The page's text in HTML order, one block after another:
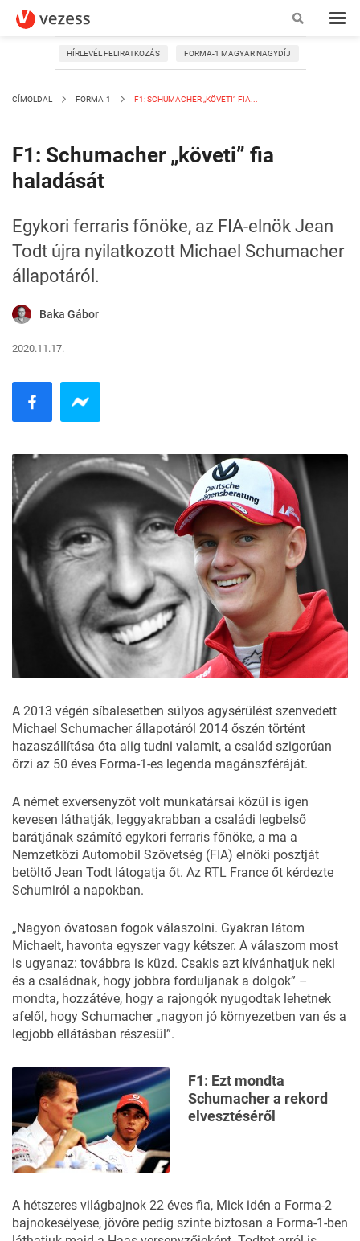
HÍRLEVÉL FELIRATKOZÁS FORMA-1 MAGYAR NAGYDÍJ
CÍMOLDAL FORMA-1 F1: SCHUMACHER „KÖVETI” FIA...
F1: Schumacher „követi” fia
haladását
Egykori ferraris főnöke, az FIA-elnök Jean
Todt újra nyilatkozott Michael Schumacher
állapotáról.
Baka Gábor
2020.11.17.
A 2013 végén síbalesetben súlyos agysérülést szenvedett
Michael Schumacher állapotáról 2014 őszén történt
hazaszállítása óta alig tudni valamit, a család szigorúan
őrzi az 50 éves Forma-1-es legenda magánszféráját.
A német exversenyzőt volt munkatársai közül is igen
kevesen láthatják, leggyakrabban a családi legbelső
barátjának számító egykori ferraris főnöke, a ma a
Nemzetközi Automobil Szövetség (FIA) elnöki posztját
betöltő Jean Todt látogatja őt. Az RTL France őt kérdezte
Schumiról a napokban.
„Nagyon óvatosan fogok válaszolni. Gyakran látom
Michaelt, havonta egyszer vagy kétszer. A válaszom most
is ugyanaz: továbbra is küzd. Csakis azt kívánhatjuk neki
és a családnak, hogy jobbra forduljanak a dolgok” –
mondta, hozzátéve, hogy a rajongók nyugodtak lehetnek
afelől, hogy Schumacher „nagyon jó környezetben van és a
legjobb ellátásban részesül”.
F1: Ezt mondta
Schumacher a rekord
elvesztéséről
A hétszeres világbajnok 22 éves fia, Mick idén a Forma-2
bajnokesélyese, jövőre pedig szinte biztosan a Forma-1-ben